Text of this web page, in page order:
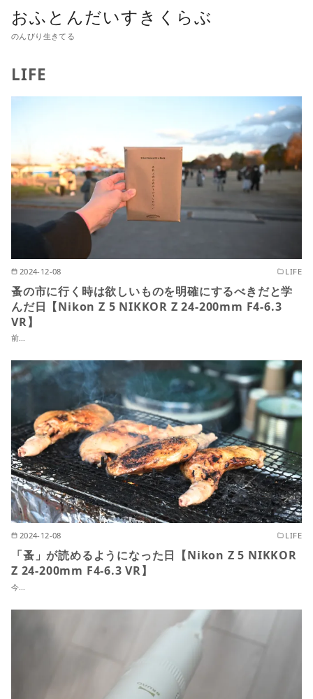
おふとんだいすきくらぶ
のんびり生きてる
LIFE
2024-12-08 LIFE
蚤の市に行く時は欲しいものを明確にするべきだと学
んだ日【Nikon Z 5 NIKKOR Z 24-200mm F4-6.3
VR】
前…
2024-12-08 LIFE
「蚤」が読めるようになった日【Nikon Z 5 NIKKOR
Z 24-200mm F4-6.3 VR】
今…